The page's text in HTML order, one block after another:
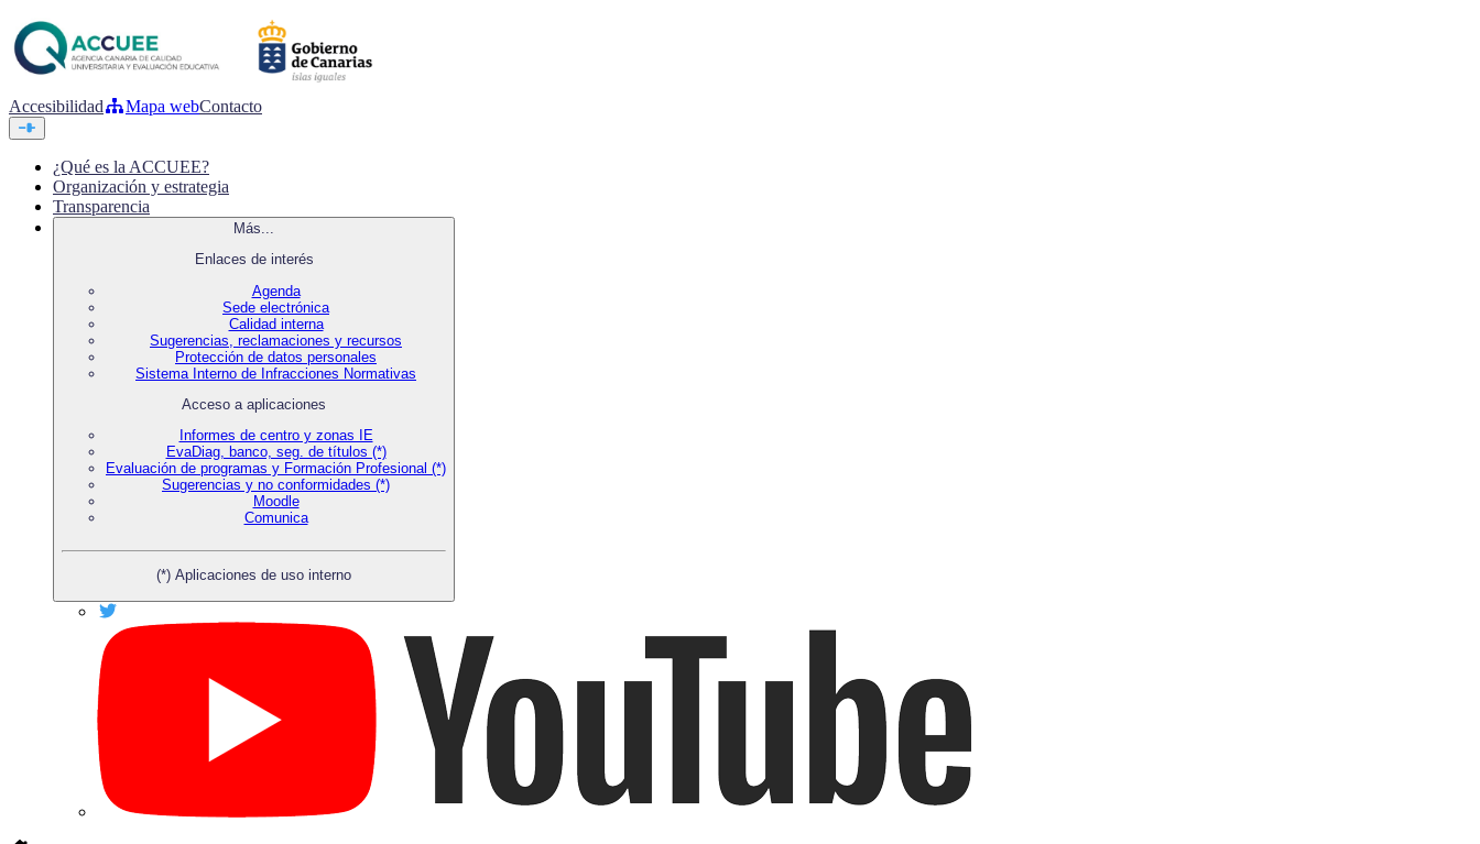
Accesibilidad Mapa webContacto
¿Qué es la ACCUEE?
Organización y estrategia
Transparencia
Más...
Enlaces de interés
Agenda
Sede electrónica
Calidad interna
Sugerencias, reclamaciones y recursos
Protección de datos personales
Sistema Interno de Infracciones Normativas
Acceso a aplicaciones
Informes de centro y zonas IE
EvaDiag, banco, seg. de títulos (*)
Evaluación de programas y Formación Profesional (*)
Sugerencias y no conformidades (*)
Moodle
Comunica
(*) Aplicaciones de uso interno